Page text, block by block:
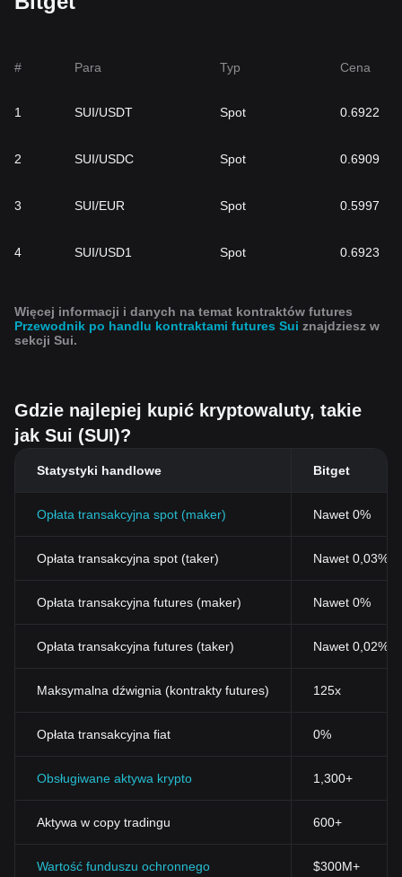
# Para Typ Cena
1 SUI/USDT Spot 0.6922
2 SUI/USDC Spot 0.6909
3 SUI/EUR Spot 0.5997
4 SUI/USD1 Spot 0.6923
Więcej informacji i danych na temat kontraktów futures
Przewodnik po handlu kontraktami futures Sui znajdziesz w
sekcji Sui.
Gdzie najlepiej kupić kryptowaluty, takie
jak Sui (SUI)?
Statystyki handlowe Bitget
Opłata transakcyjna spot (maker) Nawet 0%
Opłata transakcyjna spot (taker) Nawet 0,03%
Opłata transakcyjna futures (maker) Nawet 0%
Opłata transakcyjna futures (taker) Nawet 0,02%
Maksymalna dźwignia (kontrakty futures) 125x
Opłata transakcyjna fiat 0%
Obsługiwane aktywa krypto 1,300+
Aktywa w copy tradingu 600+
Wartość funduszu ochronnego $300M+